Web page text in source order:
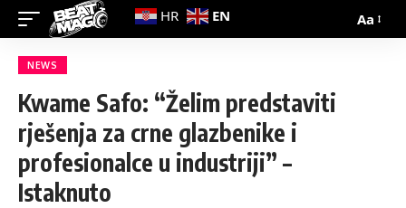
Aa
NEWS
Kwame Safo: “Želim predstaviti
rješenja za crne glazbenike i
profesionalce u industriji” –
Istaknuto
HR EN